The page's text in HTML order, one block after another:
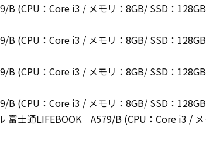
(CPU：Core i3 / メモリ：8GB/ SSD：
(CPU：Core i3 / メモリ：8GB/ SSD：
(CPU：Core i3 / メモリ：8GB/ SSD：
(CPU：Core i3 / メモリ：8GB/ SSD：
富士通LIFEBOOK A579/B (CPU：Core i3 /